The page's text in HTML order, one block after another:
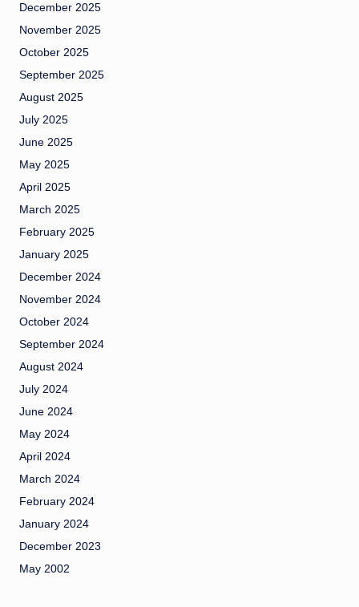
December 2025
November 2025
October 2025
September 2025
August 2025
July 2025
June 2025
May 2025
April 2025
March 2025
February 2025
January 2025
December 2024
November 2024
October 2024
September 2024
August 2024
July 2024
June 2024
May 2024
April 2024
March 2024
February 2024
January 2024
December 2023
May 2002